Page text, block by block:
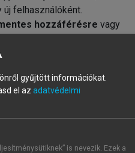
felhasználóként.
hozzáférésre vagy
létre új fiókot.
automatikusan
gyűjtött információkat.
el az adatvédelmi
is nevezik. Ezek a